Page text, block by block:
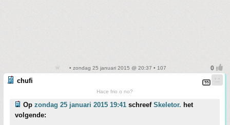
• zondag 25 januari 2015 @ 20:37 • 107
chufi
Hace frio o no?
Op zondag 25 januari 2015 19:41 schreef Skeletor. het
volgende: